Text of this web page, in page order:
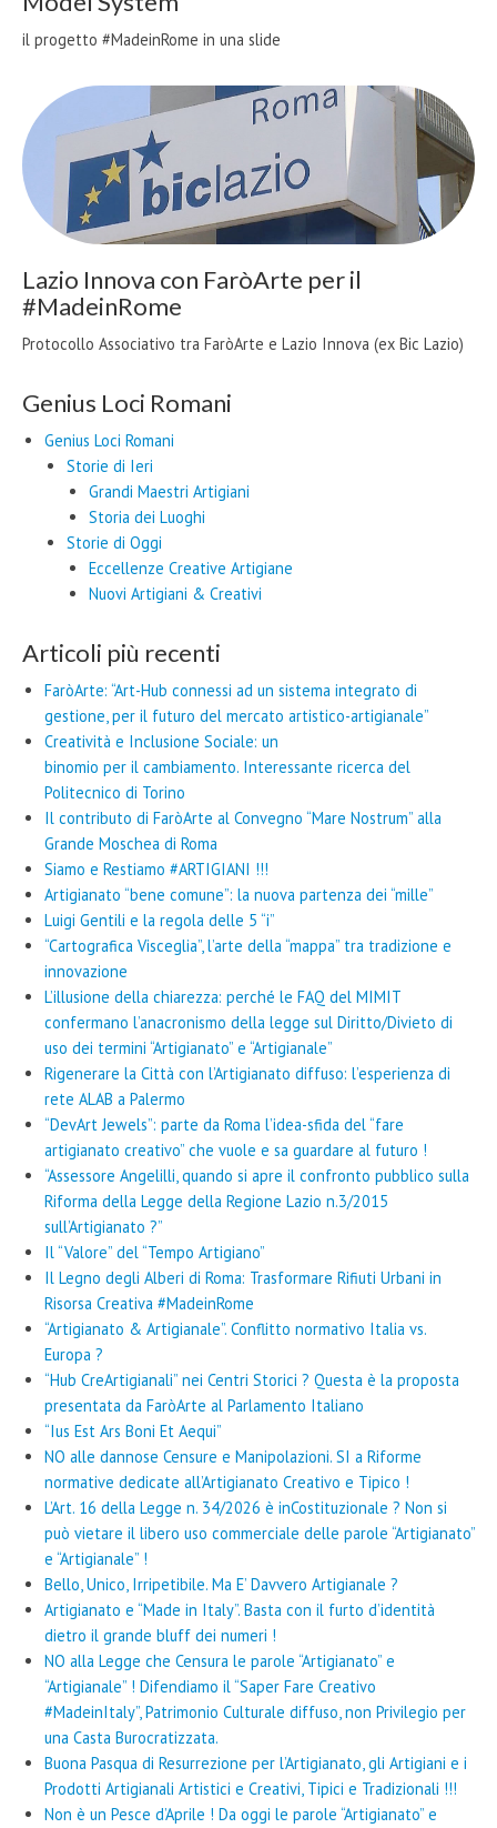
il progetto #MadeinRome in una slide
Lazio Innova con FaròArte per il
#MadeinRome
Protocollo Associativo tra FaròArte e Lazio Innova (ex Bic Lazio)
Genius Loci Romani
Genius Loci Romani
Storie di Ieri
Grandi Maestri Artigiani
Storia dei Luoghi
Storie di Oggi
Eccellenze Creative Artigiane
Nuovi Artigiani & Creativi
Articoli più recenti
FaròArte: “Art-Hub connessi ad un sistema integrato di
gestione, per il futuro del mercato artistico-artigianale”
Creatività e Inclusione Sociale: un
binomio per il cambiamento. Interessante ricerca del
Politecnico di Torino
Il contributo di FaròArte al Convegno “Mare Nostrum” alla
Grande Moschea di Roma
Siamo e Restiamo #ARTIGIANI !!!
Artigianato “bene comune”: la nuova partenza dei “mille”
Luigi Gentili e la regola delle 5 “i”
“Cartografica Visceglia”, l’arte della “mappa” tra tradizione e
innovazione
L’illusione della chiarezza: perché le FAQ del MIMIT
confermano l’anacronismo della legge sul Diritto/Divieto di
uso dei termini “Artigianato” e “Artigianale”
Rigenerare la Città con l’Artigianato diffuso: l’esperienza di
rete ALAB a Palermo
“DevArt Jewels”: parte da Roma l’idea-sfida del “fare
artigianato creativo” che vuole e sa guardare al futuro !
“Assessore Angelilli, quando si apre il confronto pubblico sulla
Riforma della Legge della Regione Lazio n.3/2015
sull’Artigianato ?”
Il “Valore” del “Tempo Artigiano”
Il Legno degli Alberi di Roma: Trasformare Rifiuti Urbani in
Risorsa Creativa #MadeinRome
“Artigianato & Artigianale”. Conflitto normativo Italia vs.
Europa ?
“Hub CreArtigianali” nei Centri Storici ? Questa è la proposta
presentata da FaròArte al Parlamento Italiano
“Ius Est Ars Boni Et Aequi”
NO alle dannose Censure e Manipolazioni. SI a Riforme
normative dedicate all’Artigianato Creativo e Tipico !
L’Art. 16 della Legge n. 34/2026 è inCostituzionale ? Non si
può vietare il libero uso commerciale delle parole “Artigianato”
e “Artigianale” !
Bello, Unico, Irripetibile. Ma E’ Davvero Artigianale ?
Artigianato e “Made in Italy”. Basta con il furto d’identità
dietro il grande bluff dei numeri !
NO alla Legge che Censura le parole “Artigianato” e
“Artigianale” ! Difendiamo il “Saper Fare Creativo
#MadeinItaly”, Patrimonio Culturale diffuso, non Privilegio per
una Casta Burocratizzata.
Buona Pasqua di Resurrezione per l’Artigianato, gli Artigiani e i
Prodotti Artigianali Artistici e Creativi, Tipici e Tradizionali !!!
Non è un Pesce d’Aprile ! Da oggi le parole “Artigianato” e